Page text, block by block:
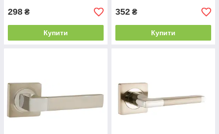
298 ₴
Купити
352 ₴
Купити